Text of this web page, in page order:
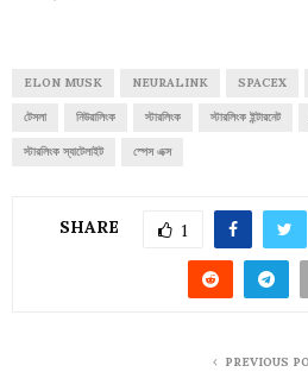
ELON MUSK NEURALINK SPACEX
টেসলা নিউরালিংক স্টারলিংক স্টারলিংক ইন্টারনেট
স্টারলিংক স্যাটেলাইট স্পেস এক্স
SHARE 1
PREVIOUS